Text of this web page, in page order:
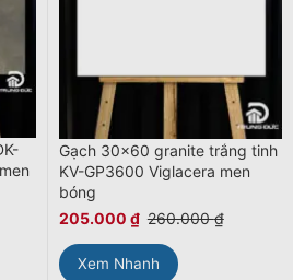
Gạch 30×60 granite trắng tinh
KV-GP3600 Viglacera men
bóng
205.000 ₫ 260.000₫
Xem Nhanh